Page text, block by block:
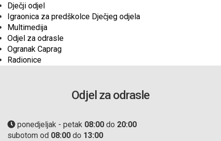
Dječji odjel
Igraonica za predškolce Dječjeg odjela
Multimedija
Odjel za odrasle
Ogranak Caprag
Radionice
Odjel za odrasle
ponedjeljak - petak 08:00 do 20:00
subotom od 08:00 do 13:00